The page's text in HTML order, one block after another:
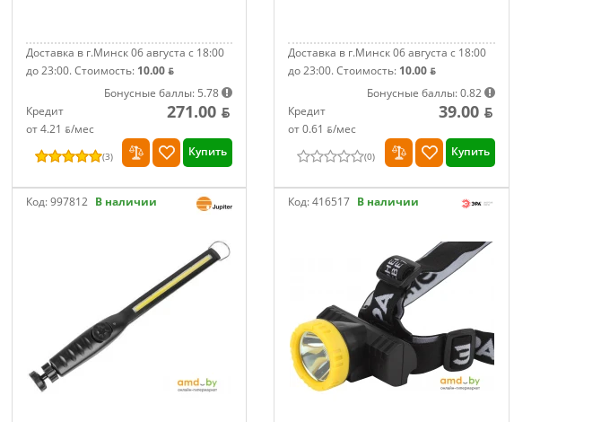
Доставка в г.Минск 06 августа с 18:00
до 23:00.Стоимость: 10.00 ƃ
Бонусные баллы: 5.78
Кредит
от 4.21 ƃ/мec
271.00 ƃ
(3) Купить
Доставка в г.Минск 06 августа с 18:00
до 23:00.Стоимость: 10.00 ƃ
Бонусные баллы: 0.82
Кредит
от 0.61 ƃ/мec
39.00 ƃ
(0) Купить
Код:997812 В наличии Код:416517 В наличии